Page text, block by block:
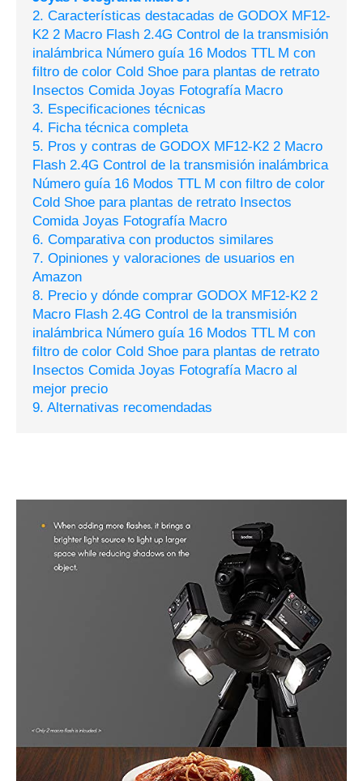
2. Características destacadas de GODOX MF12-
K2 2 Macro Flash 2.4G Control de la transmisión
inalámbrica Número guía 16 Modos TTL M con
filtro de color Cold Shoe para plantas de retrato
Insectos Comida Joyas Fotografía Macro
3. Especificaciones técnicas
4. Ficha técnica completa
5. Pros y contras de GODOX MF12-K2 2 Macro
Flash 2.4G Control de la transmisión inalámbrica
Número guía 16 Modos TTL M con filtro de color
Cold Shoe para plantas de retrato Insectos
Comida Joyas Fotografía Macro
6. Comparativa con productos similares
7. Opiniones y valoraciones de usuarios en
Amazon
8. Precio y dónde comprar GODOX MF12-K2 2
Macro Flash 2.4G Control de la transmisión
inalámbrica Número guía 16 Modos TTL M con
filtro de color Cold Shoe para plantas de retrato
Insectos Comida Joyas Fotografía Macro al
mejor precio
9. Alternativas recomendadas